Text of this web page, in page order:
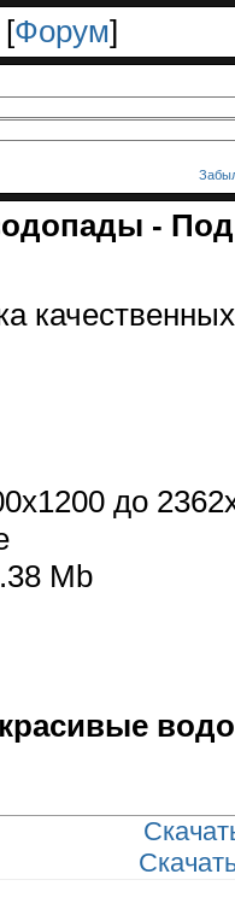
Форум]
-
до
Mb